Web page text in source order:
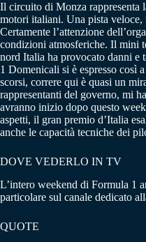
Il circuito di Monza rappresenta
motori italiani. Una pista veloce,
Certamente l’attenzione
condizioni atmosferiche. Il mini
nord Italia ha provocato danni
1 Domenicali si è espresso così
scorsi, correre qui è quasi un
rappresentanti del governo, mi
avranno inizio dopo questo
aspetti, il gran premio d’Italia
anche le capacità tecniche dei
DOVE VEDERLO IN TV
L’intero weekend di Formula 1
particolare sul canale dedicato
QUOTE